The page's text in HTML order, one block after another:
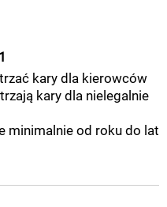
kary dla kierowców
kary dla nielegalnie
minimalnie od roku do lat